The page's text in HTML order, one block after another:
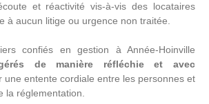
et réactivité vis-à-vis des locataires
à aucun litige ou urgence non traitée.
confiés en gestion à Année-Hoinville
de manière réfléchie et avec
une entente cordiale entre les personnes et
la réglementation.